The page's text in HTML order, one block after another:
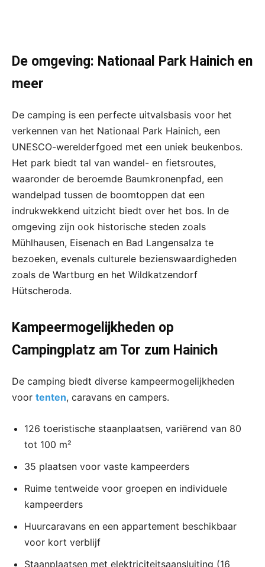
De omgeving: Nationaal Park Hainich en
meer
De camping is een perfecte uitvalsbasis voor het
verkennen van het Nationaal Park Hainich, een
UNESCO-werelderfgoed met een uniek beukenbos.
Het park biedt tal van wandel- en fietsroutes,
waaronder de beroemde Baumkronenpfad, een
wandelpad tussen de boomtoppen dat een
indrukwekkend uitzicht biedt over het bos. In de
omgeving zijn ook historische steden zoals
Mühlhausen, Eisenach en Bad Langensalza te
bezoeken, evenals culturele bezienswaardigheden
zoals de Wartburg en het Wildkatzendorf
Hütscheroda.
Kampeermogelijkheden op
Campingplatz am Tor zum Hainich
De camping biedt diverse kampeermogelijkheden
voor tenten, caravans en campers.
126 toeristische staanplaatsen, variërend van 80
tot 100 m²
35 plaatsen voor vaste kampeerders
Ruime tentweide voor groepen en individuele
kampeerders
Huurcaravans en een appartement beschikbaar
voor kort verblijf
Staanplaatsen met elektriciteitsaansluiting (16